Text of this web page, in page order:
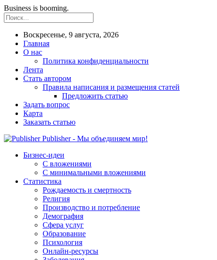
Business is booming.
Воскресенье, 9 августа, 2026
Главная
О нас
Политика конфиденциальности
Лента
Стать автором
Правила написания и размещения статей
Предложить статью
Задать вопрос
Карта
Заказать статью
Publisher - Мы объединяем мир!
Бизнес-идеи
С вложениями
С минимальными вложениями
Статистика
Рождаемость и смертность
Религия
Производство и потребление
Демография
Сфера услуг
Образование
Психология
Онлайн-ресурсы